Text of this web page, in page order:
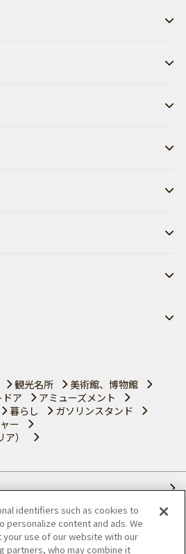
観光名所
美術館、博物館
ドア
アミューズメント
暮らし
ガソリンスタンド
ー
）
いて
をご検討の方へ
identifiers such as cookies to
personalize content and ads. We
use of our website with our
partners, who may combine it